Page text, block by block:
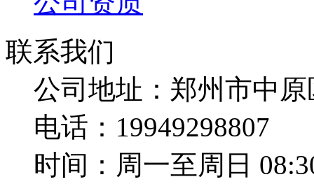
联系我们
公司地址：郑州市中
电话：19949298807
时间：周一至周日